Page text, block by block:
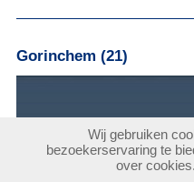
Gorinchem (21)
Wij gebruiken
bezoekerservaring te
over